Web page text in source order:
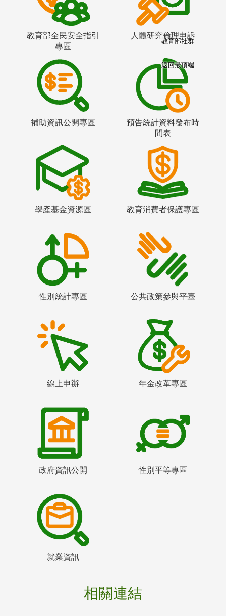
教育部全民安全指引
專區
人體研究倫理申訴
補助資訊公開專區
預告統計資料發布時
間表
學產基金資源區 教育消費者保護專區
性別統計專區 公共政策參與平臺
線上申辦 年金改革專區
政府資訊公開 性別平等專區
就業資訊
相關連結
教育部社群
返回最頂端